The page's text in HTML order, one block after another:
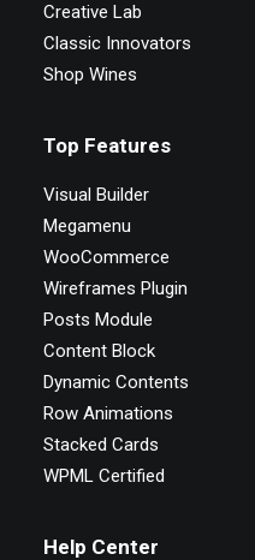
Creative Lab
Classic Innovators
Shop Wines
Top Features
Visual Builder
Megamenu
WooCommerce
Wireframes Plugin
Posts Module
Content Block
Dynamic Contents
Row Animations
Stacked Cards
WPML Certified
Help Center